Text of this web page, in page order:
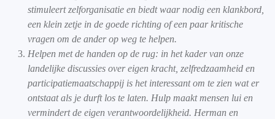
stimuleert zelforganisatie en biedt waar nodig een klankbord,
een klein zetje in de goede richting of een paar kritische
vragen om de ander op weg te helpen.
Helpen met de handen op de rug: in het kader van onze
landelijke discussies over eigen kracht, zelfredzaamheid en
participatiemaatschappij is het interessant om te zien wat er
ontstaat als je durft los te laten. Hulp maakt mensen lui en
vermindert de eigen verantwoordelijkheid. Herman en